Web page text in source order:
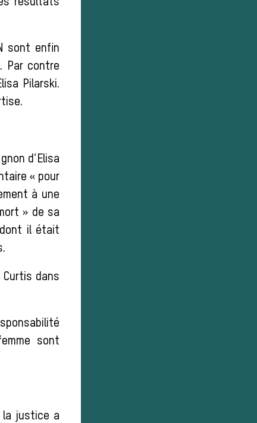
résultats
sont enfin
Par contre
Pilarski.
d’Elisa
« pour
à une
» de sa
dont il était
dans
sont
la justice a